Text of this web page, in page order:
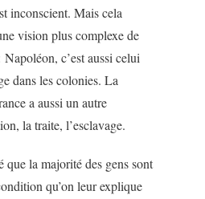
inconscient. Mais cela
vision plus complexe de
c’est aussi celui
dans les colonies. La
a aussi un autre
la traite, l’esclavage.
que la majorité des gens sont
qu’on leur explique